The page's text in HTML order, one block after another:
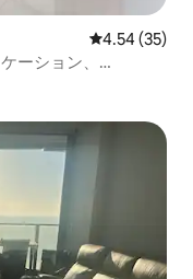
レビュー35
4.54 (35)
ーション、
無料駐車場